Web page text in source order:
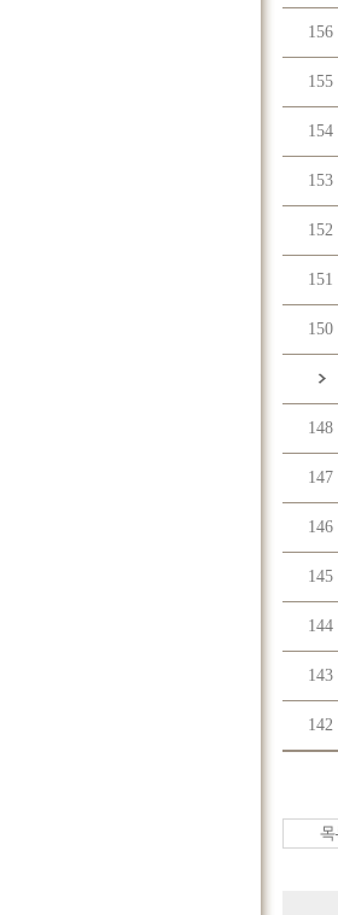
156
155
154
153
152
151
150
148
147
146
145
144
143
142